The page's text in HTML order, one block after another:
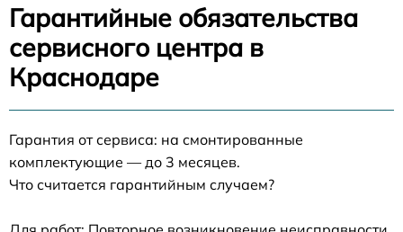
Гарантийные обязательства
сервисного центра в
Краснодаре
Гарантия от сервиса: на смонтированные
комплектующие — до 3 месяцев.
Что считается гарантийным случаем?